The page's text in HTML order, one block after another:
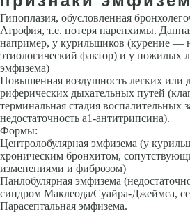
Гипоплазия, обусловленная
Атрофия, т.е. потеря паренхимы.
например, у курильщиков (куре­ние —
этиологический фактор) и у пожилых
эмфизема)
Повышенная воздушность легких или
риферических дыхательных путей
терминальная стадия воспалительных
недостаточность a1-антитрипсина).
Формы:
Центролобулярная эмфизема (у
хроническим бронхитом,
изме­нениями и фиброзом)
Панлобулярная эмфизема
синдром Маклеода/Суайра-Джеймса,
Парасептальная эмфизема.